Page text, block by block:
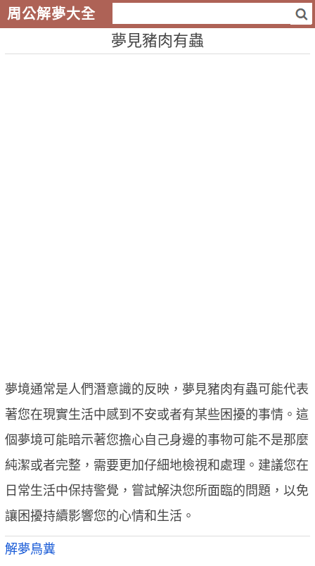
周公解夢大全
夢見豬肉有蟲
夢境通常是人們潛意識的反映，夢見豬肉有蟲可能代表
著您在現實生活中感到不安或者有某些困擾的事情。這
個夢境可能暗示著您擔心自己身邊的事物可能不是那麼
純潔或者完整，需要更加仔細地檢視和處理。建議您在
日常生活中保持警覺，嘗試解決您所面臨的問題，以免
讓困擾持續影響您的心情和生活。
解夢鳥糞